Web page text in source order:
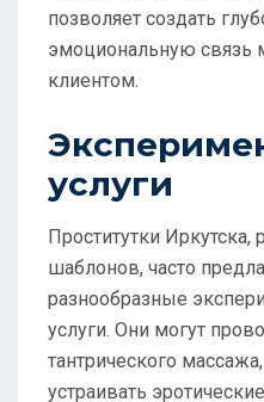
позволяет создать
эмоциональную связь
клиентом.
услуги
Проститутки
шаблонов, часто
разнообразные
услуги. Они могут
тантрического
устраивать